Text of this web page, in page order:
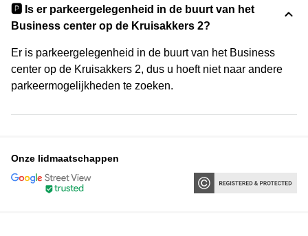
🅿️ Is er parkeergelegenheid in de buurt van het
Business center op de Kruisakkers 2?
Er is parkeergelegenheid in de buurt van het Business
center op de Kruisakkers 2, dus u hoeft niet naar andere
parkeermogelijkheden te zoeken.
Onze lidmaatschappen